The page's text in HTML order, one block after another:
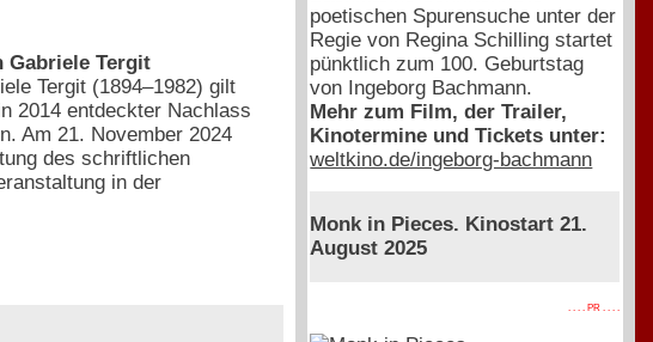
Gabriele Tergit
Tergit (1894–1982) gilt
2014 entdeckter Nachlass
Am 21. November 2024
des schriftlichen
in der
poetischen Spurensuche unter der
Regie von Regina Schilling startet
pünktlich zum 100. Geburtstag
von Ingeborg Bachmann.
Mehr zum Film, der Trailer,
Kinotermine und Tickets unter:
weltkino.de/ingeborg-bachmann
Monk in Pieces. Kinostart 21.
August 2025
. . . . PR . . . .